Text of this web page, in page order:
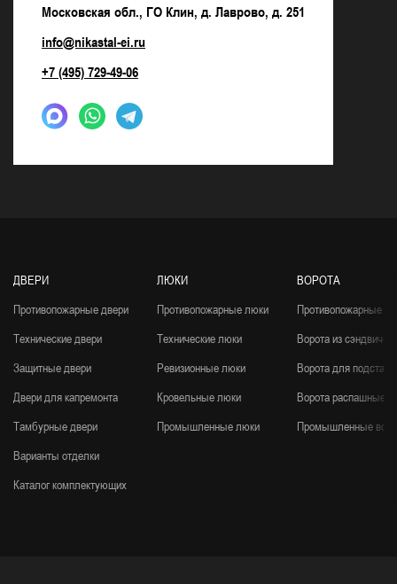
Московская обл., ГО Клин, д. Лаврово, д. 251
info@nikastal-ei.ru
+7 (495) 729-49-06
ДВЕРИ
Противопожарные двери
Технические двери
Защитные двери
Двери для капремонта
Тамбурные двери
Варианты отделки
Каталог комплектующих
ЛЮКИ
Противопожарные люки
Технические люки
Ревизионные люки
Кровельные люки
Промышленные люки
ВОРОТА
Противопожарные
Ворота из сэндвич-
Ворота для
Ворота распашные
Промышленные